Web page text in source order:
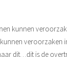
kunnen
veroorzaken
dit…dit is de